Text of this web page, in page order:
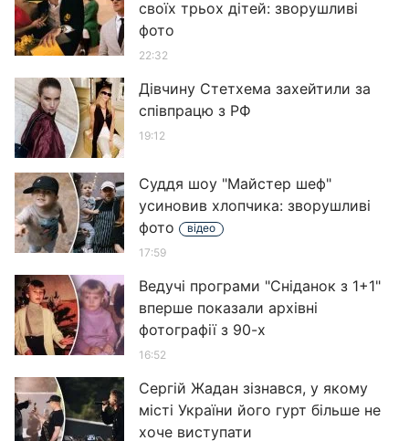
своїх трьох дітей: зворушливі
фото
22:32
Дівчину Стетхема захейтили за
співпрацю з РФ
19:12
Суддя шоу "Майстер шеф"
усиновив хлопчика: зворушливі
фото
відео
17:59
Ведучі програми "Сніданок з 1+1"
вперше показали архівні
фотографії з 90-х
16:52
Сергій Жадан зізнався, у якому
місті України його гурт більше не
хоче виступати